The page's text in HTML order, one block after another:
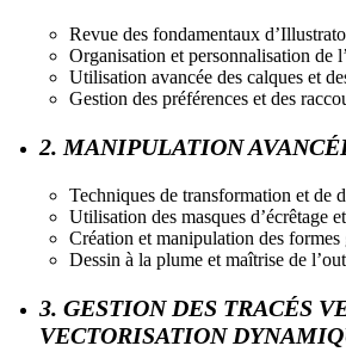
Revue des fondamentaux
Organisation et personnalisation de
Utilisation avancée des calques et
Gestion des préférences et des
2. MANIPULATION
Techniques de transformation et de
Utilisation des masques d’écrêtage
Création et manipulation des formes
Dessin à la plume et maîtrise de
3. GESTION DES TRACÉS
VECTORISATION